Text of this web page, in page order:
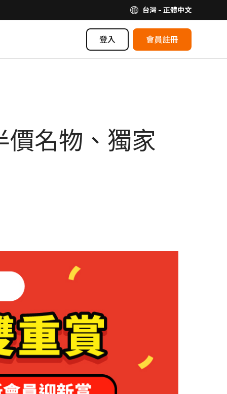
台灣 - 正體中文
登入 會員註冊
價名物、獨家